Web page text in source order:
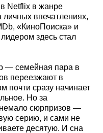
Netflix в жанре
впечатлениях,
«КиноПоиска» и
здесь стал
— семейная пара в
переезжают в
почти сразу начинает
Но за
немало сюрпризов —
серию, и сами не
десятую. И сна